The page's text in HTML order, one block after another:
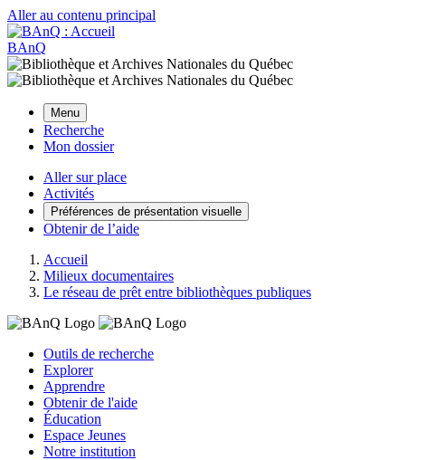
Aller au contenu principal
BAnQ
Menu
Recherche
Mon dossier
Aller sur place
Activités
Préférences de présentation visuelle
Obtenir de l’aide
Accueil
Milieux documentaires
Le réseau de prêt entre bibliothèques publiques
Outils de recherche
Explorer
Apprendre
Obtenir de l'aide
Éducation
Espace Jeunes
Notre institution